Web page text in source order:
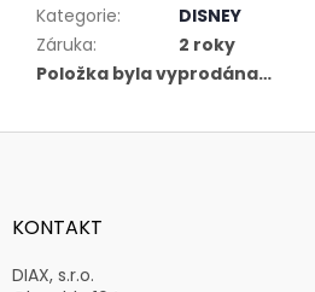
Kategorie:
DISNEY
Záruka:
2 roky
Položka byla vyprodána…
Z
aKONTAKT
DIAX, s.r.o.